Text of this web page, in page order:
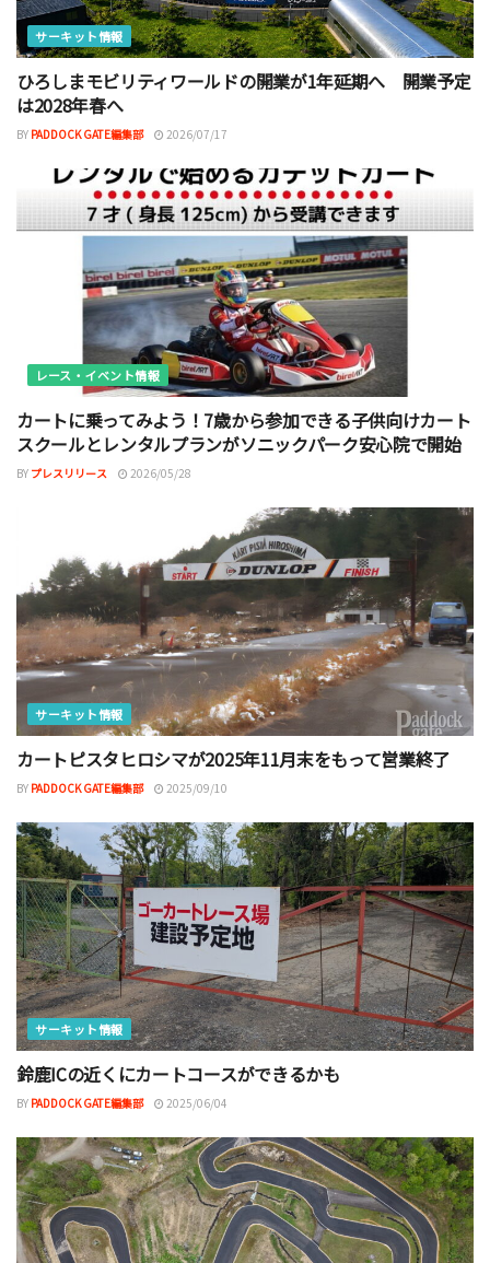
サーキット情報
ひろしまモビリティワールドの開業が1年延期へ 開業予定
は2028年春へ
BY PADDOCK GATE編集部 2026/07/17
レース・イベント情報
カートに乗ってみよう！7歳から参加できる子供向けカート
スクールとレンタルプランがソニックパーク安心院で開始
BY プレスリリース 2026/05/28
サーキット情報
カートピスタヒロシマが2025年11月末をもって営業終了
BY PADDOCK GATE編集部 2025/09/10
サーキット情報
鈴鹿ICの近くにカートコースができるかも
BY PADDOCK GATE編集部 2025/06/04